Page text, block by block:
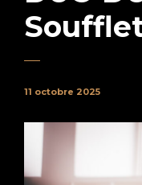
11 octobre 2025